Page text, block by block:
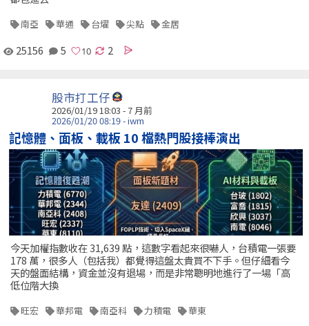
南亞 華通 台燿 尖點 金居
25156 5 2
股市打工仔
2026/01/19 18:03 - 7 月前
2026/01/20 08:19 - iwm
記憶體、面板、載板 10 檔熱門股接棒演出
今天加權指數收在 31,639 點，這數字看起來很嚇人，台積電一張要
178 萬，很多人（包括我）都覺得這盤太貴買不下手。但仔細看今
天的盤面結構，資金並沒有退場，而是非常聰明地進行了一場「高
低位階大換
旺宏 華邦電 南亞科 力積電 華東